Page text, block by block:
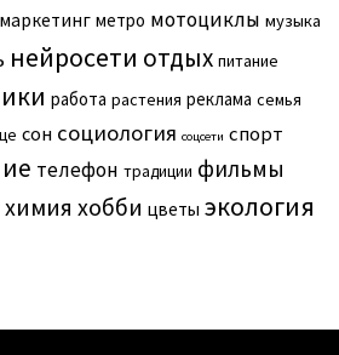
маркетинг метро мотоциклы музыка
нейросети отдых питание
работа растения реклама семья
сон социология соцсети спорт
телефон традиции фильмы
химия хобби цветы экология